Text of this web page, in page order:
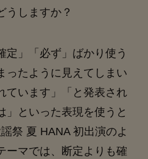
うしますか？
定」「必ず」ばかり使う
ったように見えてしまい
ています」「と発表され
」といった表現を使うと
祭 夏 HANA 初出演のよ
ーマでは、断定よりも確